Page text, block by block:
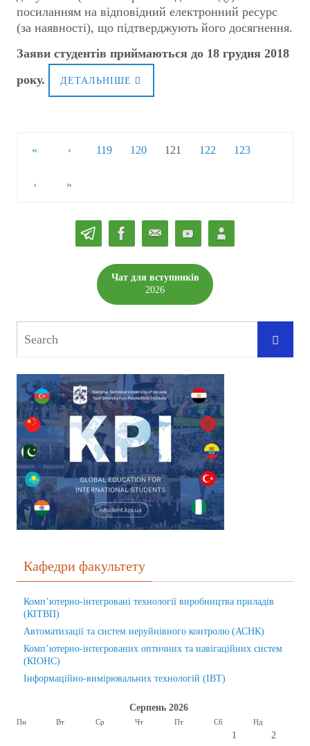
посиланням на відповідний електронний ресурс
(за наявності), що підтверджують його досягнення.
Заяви студентів приймаються до 18 грудня 2018
року.
ДЕТАЛЬНІШЕ
« ‹ 119 120 121 122 123
› »
Чат для вступників
2026
Кафедри факультету
Комп’ютерно-інтегровані технології виробництва приладів
(КІТВП)
Автоматизації та систем неруйнівного контролю (АСНК)
Комп’ютерно-інтегрованих оптичних та навігаційних систем
(КІОНС)
Інформаційно-вимірювальних технологій (ІВТ)
Серпень 2026
Пн Вт Ср Чт Пт Сб Нд
1
2